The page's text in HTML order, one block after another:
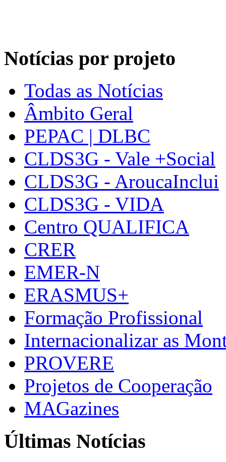
Notícias por projeto
Todas as Notícias
Âmbito Geral
PEPAC | DLBC
CLDS3G - Vale +Social
CLDS3G - AroucaInclui
CLDS3G - VIDA
Centro QUALIFICA
CRER
EMER-N
ERASMUS+
Formação Profissional
Internacionalizar as
PROVERE
Projetos de Cooperação
MAGazines
Últimas Notícias